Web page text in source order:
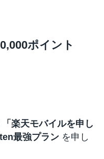
ポイント
「楽天モバイルを申し
最強プランを申し